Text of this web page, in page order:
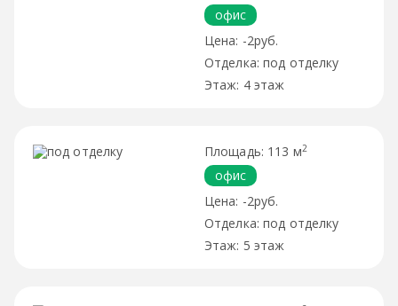
офис
-2руб.
под отделку
4 этаж
113 м2
офис
-2руб.
под отделку
5 этаж